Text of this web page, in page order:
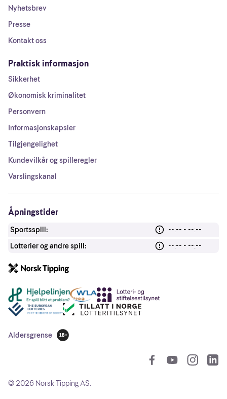
Nyhetsbrev
Presse
Kontakt oss
Praktisk informasjon
Sikkerhet
Økonomisk kriminalitet
Personvern
Informasjonskapsler
Tilgjengelighet
Kundevilkår og spilleregler
Varslingskanal
Åpningstider
Sportsspill:
--:-- - --:--
Lotterier og andre spill:
--:-- - --:--
Andre lenker
Aldersgrense
18 år
© 2026 Norsk Tipping AS.